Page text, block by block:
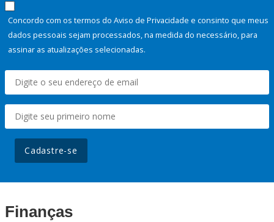
Concordo com os termos do Aviso de Privacidade e consinto que meus
dados pessoais sejam processados, na medida do necessário, para
assinar as atualizações selecionadas.
Cadastre-se
Finanças